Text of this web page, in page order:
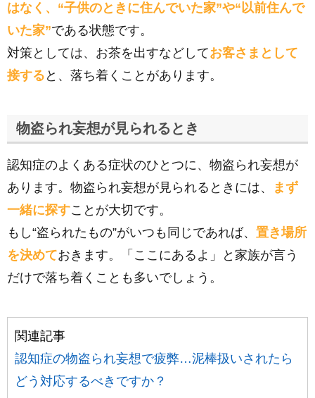
はなく、“子供のときに住んでいた家”や“以前住んで
いた家”である状態です。
対策としては、お茶を出すなどしてお客さまとして
接する と、落ち着くことがあります。
物盗られ妄想が見られるとき
認知症のよくある症状のひとつに、物盗られ妄想が
あります。物盗られ妄想が見られるときには、
まず
一緒に探すことが大切です。
もし“盗られたもの”がいつも同じであれば、 置き場所
を決めておきます。「ここにあるよ」と家族が言う
だけで落ち着くことも多いでしょう。
関連記事
認知症の物盗られ妄想で疲弊…泥棒扱いされたら
どう対応するべきですか？